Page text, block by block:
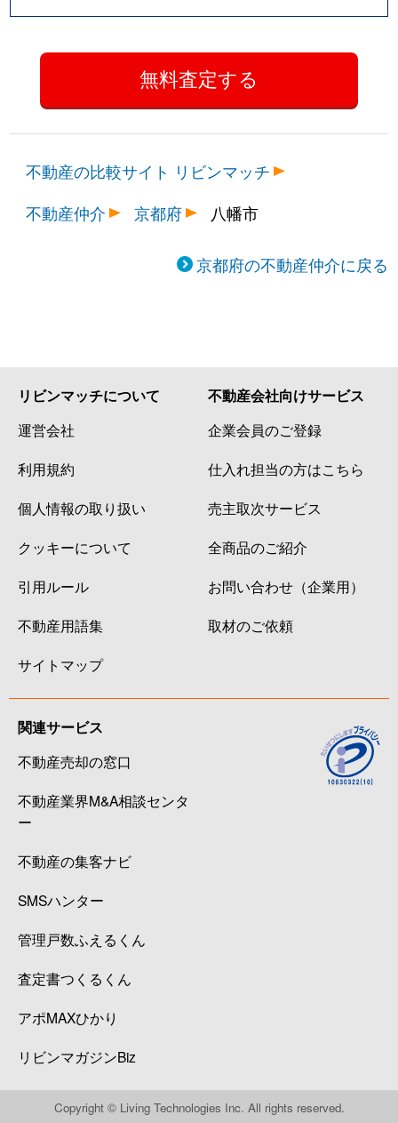
不動産の比較サイト リビンマッチ
不動産仲介
京都府 八幡市
京都府の不動産仲介に戻る
リビンマッチについて
運営会社
利用規約
個人情報の取り扱い
クッキーについて
引用ルール
不動産用語集
サイトマップ
不動産会社向けサービス
企業会員のご登録
仕入れ担当の方はこちら
売主取次サービス
全商品のご紹介
お問い合わせ（企業用）
取材のご依頼
関連サービス
不動産売却の窓口
不動産業界M&A相談センタ
ー
不動産の集客ナビ
SMSハンター
管理戸数ふえるくん
査定書つくるくん
アポMAXひかり
リビンマガジンBiz
Copyright © Living Technologies Inc. All rights reserved.